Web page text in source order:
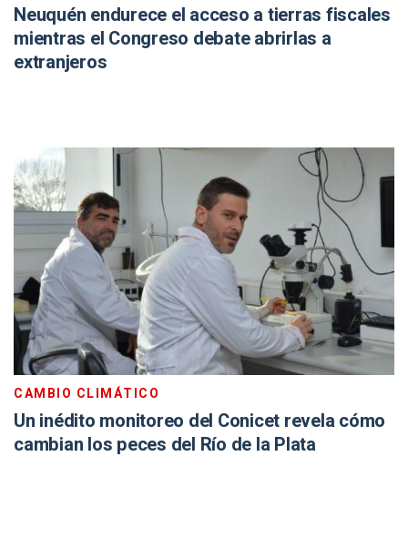
Neuquén endurece el acceso a tierras fiscales
mientras el Congreso debate abrirlas a
extranjeros
CAMBIO CLIMÁTICO
Un inédito monitoreo del Conicet revela cómo
cambian los peces del Río de la Plata